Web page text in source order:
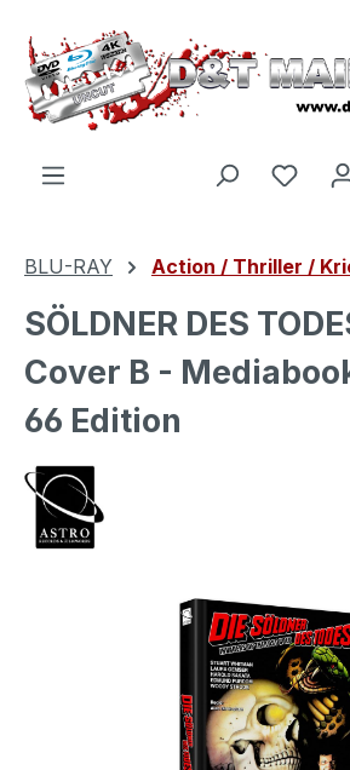
Zum Hauptinhalt springen
Du
BLU-RAY Action / Thriller /
SÖLDNER DES
Cover B -
66 Edition
Bildergalerie überspringen